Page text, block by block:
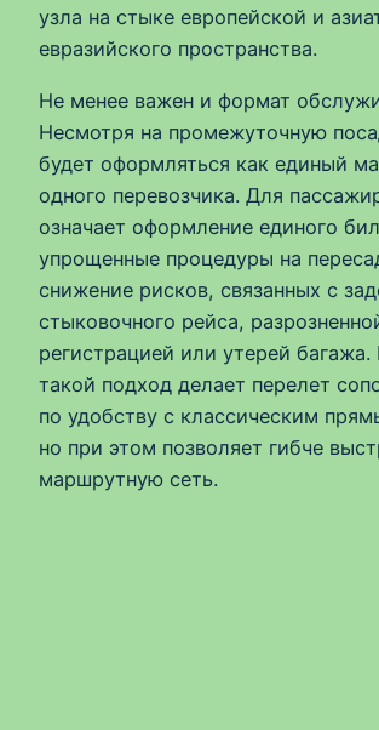
узла на стыке европейской и
евразийского пространства.
Не менее важен и формат
Несмотря на промежуточную
будет оформляться как единый
одного перевозчика. Для
означает оформление единого
упрощенные процедуры на
снижение рисков, связанных с
стыковочного рейса,
регистрацией или утерей багажа.
такой подход делает перелет
по удобству с классическим
но при этом позволяет гибче
маршрутную сеть.